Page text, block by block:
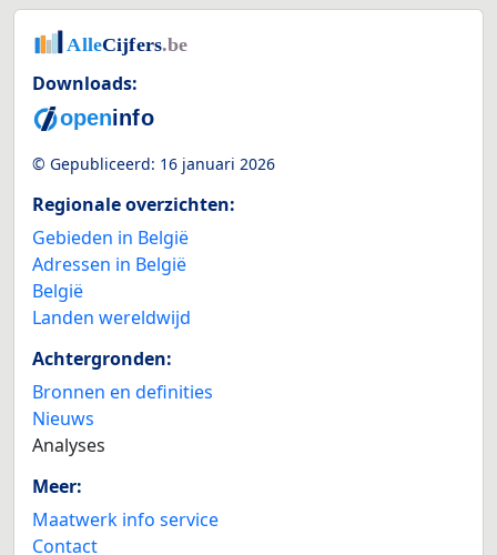
Downloads:
© Gepubliceerd: 16 januari 2026
Regionale overzichten:
Gebieden in België
Adressen in België
België
Landen wereldwijd
Achtergronden:
Bronnen en definities
Nieuws
Analyses
Meer:
Maatwerk info service
Contact